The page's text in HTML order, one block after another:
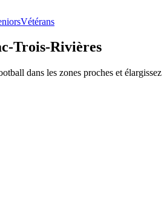
Vétérans
Trois-Rivières
dans les zones proches et élargissez